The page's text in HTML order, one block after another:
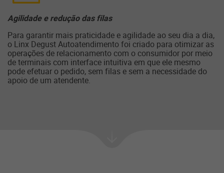
Agilidade e redução das filas
Para garantir mais praticidade e agilidade ao seu dia a dia,
o Linx Degust Autoatendimento foi criado para otimizar as
operações de relacionamento com o consumidor por meio
de terminais com interface intuitiva em que ele mesmo
pode efetuar o pedido, sem filas e sem a necessidade do
apoio de um atendente.